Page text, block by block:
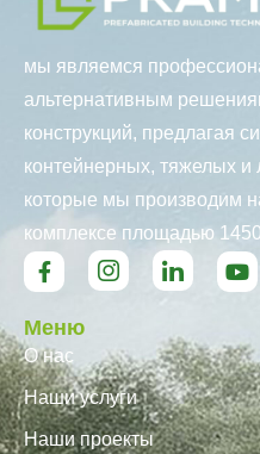
мы являемся
альтернативным
конструкций, предлагая
контейнерных, тяжелых и
которые мы производим
комплексе площадью
Меню
О нас
Наши услуги
Наши проекты